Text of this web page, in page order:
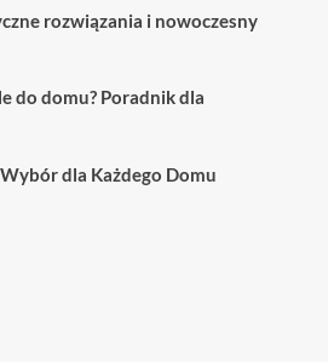
rozwiązania i nowoczesny
do domu? Poradnik dla
dla Każdego Domu